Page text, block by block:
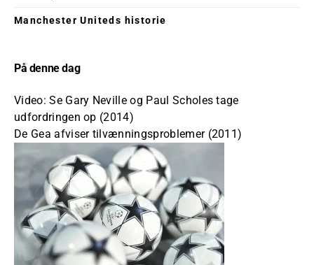
Manchester Uniteds historie
På denne dag
Video: Se Gary Neville og Paul Scholes tage
udfordringen op (2014)
De Gea afviser tilvænningsproblemer (2011)